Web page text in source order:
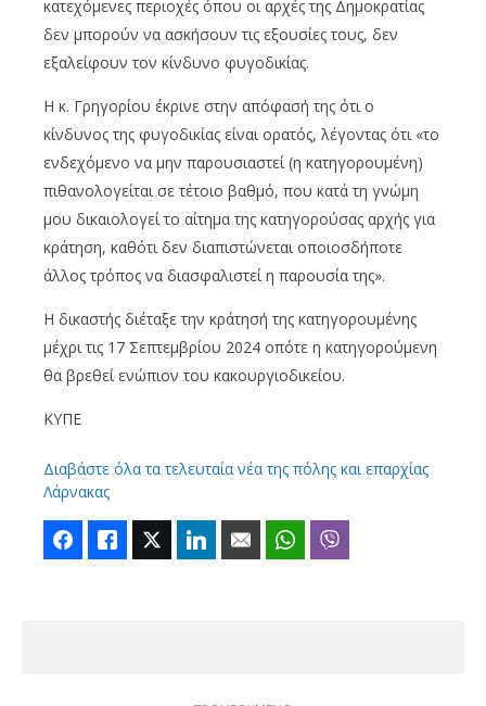
κατεχόμενες περιοχές όπου οι αρχές της Δημοκρατίας
δεν μπορούν να ασκήσουν τις εξουσίες τους, δεν
εξαλείφουν τον κίνδυνο φυγοδικίας.
Η κ. Γρηγορίου έκρινε στην απόφασή της ότι ο
κίνδυνος της φυγοδικίας είναι ορατός, λέγοντας ότι «το
ενδεχόμενο να μην παρουσιαστεί (η κατηγορουμένη)
πιθανολογείται σε τέτοιο βαθμό, που κατά τη γνώμη
μου δικαιολογεί το αίτημα της κατηγορούσας αρχής για
κράτηση, καθότι δεν διαπιστώνεται οποιοσδήποτε
άλλος τρόπος να διασφαλιστεί η παρουσία της».
Η δικαστής διέταξε την κράτησή της κατηγορουμένης
μέχρι τις 17 Σεπτεμβρίου 2024 οπότε η κατηγορούμενη
θα βρεθεί ενώπιον του κακουργιοδικείου.
ΚΥΠΕ
Διαβάστε όλα τα τελευταία νέα της πόλης και επαρχίας
Λάρνακας
FacebookLike Twitter LinkedIn Email WhatsApp